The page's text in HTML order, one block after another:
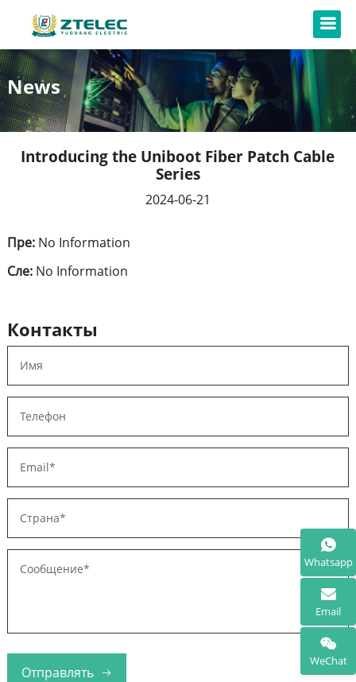
News
Introducing the Uniboot Fiber Patch Cable
Series
2024-06-21
Пре: No Information
Сле: No Information
Контакты
Отправлять
Whatsapp
Email
WeChat